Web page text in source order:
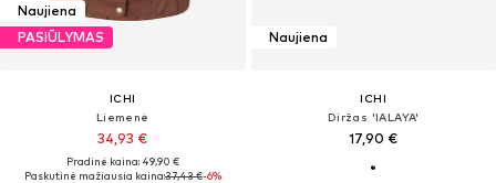
Naujiena
PASIŪLYMAS
ICHI
Liemenė
34,93 €
Pradinė kaina: 49,90 €
Paskutinė mažiausia kaina:37,43 €-6%
Naujiena
ICHI
Diržas 'IALAYA'
17,90 €